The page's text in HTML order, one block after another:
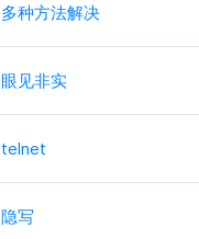
多种方法解决
眼见非实
telnet
隐写